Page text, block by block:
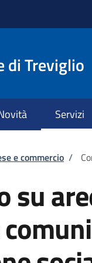
di Treviglio
Servizi
e commercio /
su